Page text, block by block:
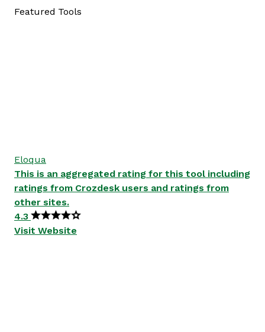
Featured Tools
Eloqua
This is an aggregated rating for this tool including
ratings from Crozdesk users and ratings from
other sites.
4.3
Visit Website